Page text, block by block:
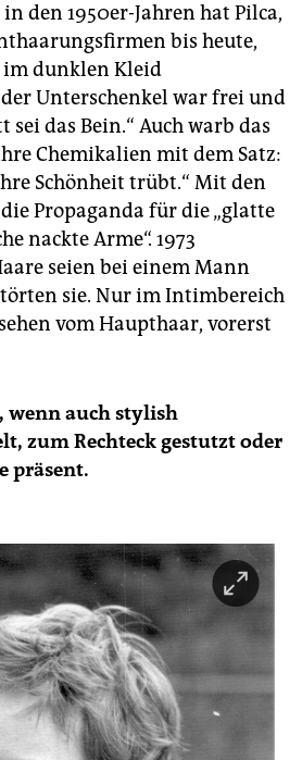
den 1950er-Jahren hat Pilca,
bis heute,
im dunklen Kleid
Unterschenkel war frei und
das Bein.“ Auch warb das
Chemikalien mit dem Satz:
Schönheit trübt.“ Mit den
Propaganda für die „glatte
nackte Arme“. 1973
seien bei einem Mann
sie. Nur im Intimbereich
vom Haupthaar, vorerst
wenn auch stylish
zum Rechteck gestutzt oder
präsent.